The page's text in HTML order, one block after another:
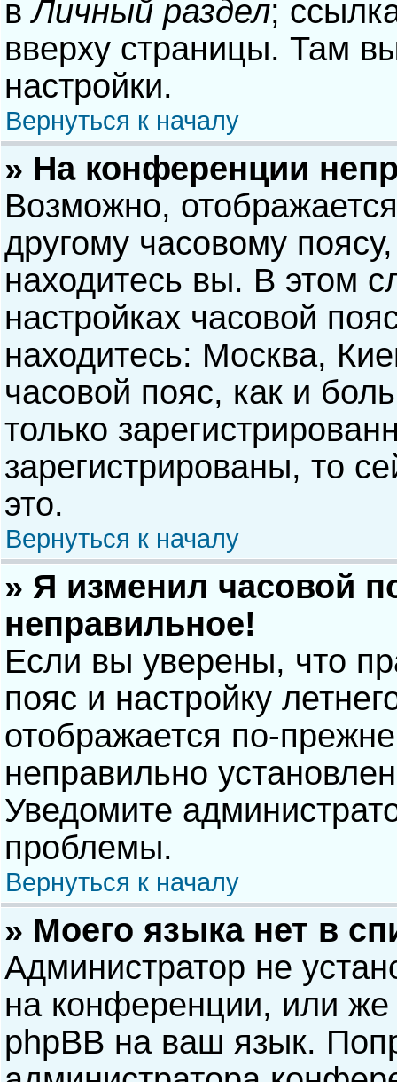
вЛичный раздел;
вверху страницы. Там
настройки.
Вернуться к началу
» На конференции
Возможно,
другому часовому
находитесь вы. В этом
настройках часовой
находитесь: Москва,
часовой пояс, как и
только
зарегистрированы, то
это.
Вернуться к началу
» Я изменил часовой
неправильное!
Если вы уверены, что
пояс и настройку
отображается по-
неправильно
Уведомите
проблемы.
Вернуться к началу
» Моего языка нет в
Администратор не
на конференции, или же
phpBB на ваш язык.